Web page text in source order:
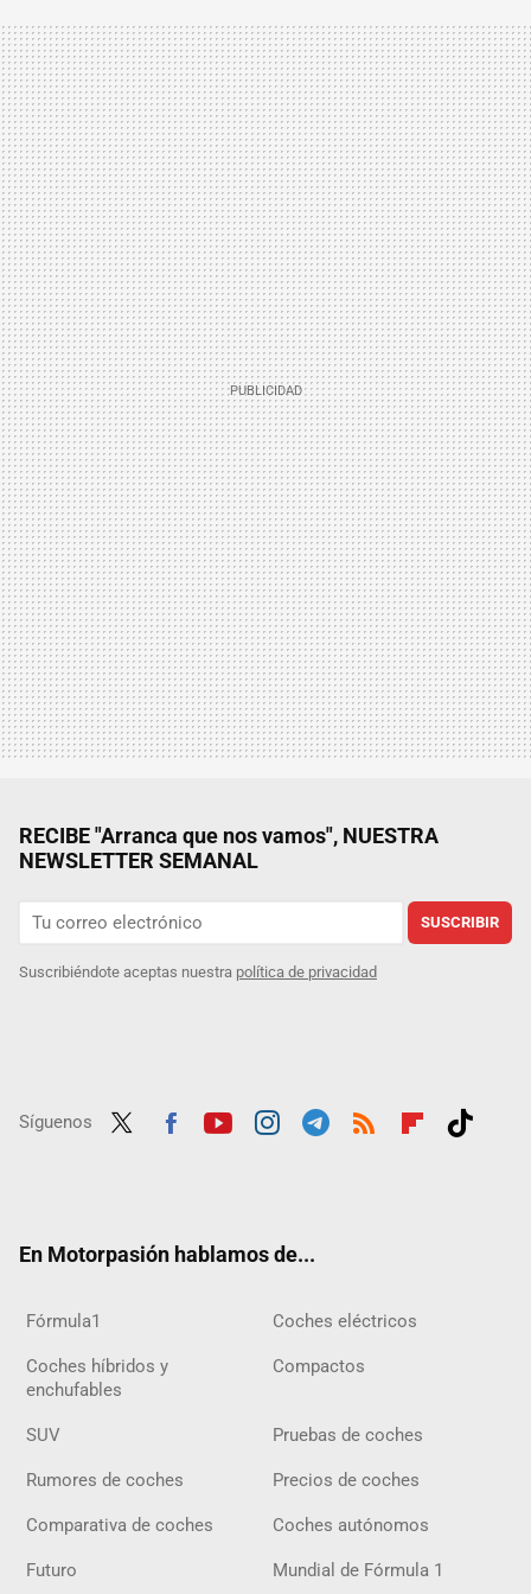
RECIBE "Arranca que nos vamos", NUESTRA
NEWSLETTER SEMANAL
SUSCRIBIR
Suscribiéndote aceptas nuestra política de privacidad
Síguenos
En Motorpasión hablamos de...
Fórmula1 Coches eléctricos
Coches híbridos y
enchufables
Compactos
SUV Pruebas de coches
Rumores de coches Precios de coches
Comparativa de coches Coches autónomos
Futuro Mundial de Fórmula 1